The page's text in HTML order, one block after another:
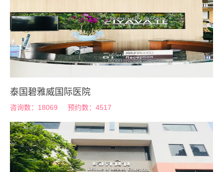
泰国碧雅威国际医院
咨询数：18069 预约数：4517